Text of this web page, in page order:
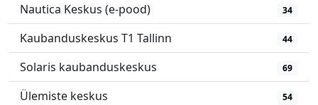
Nautica Keskus (e-pood) 34
Kaubanduskeskus T1 Tallinn 44
Solaris kaubanduskeskus 69
Ülemiste keskus 54